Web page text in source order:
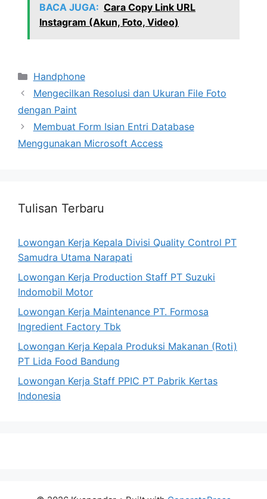
BACA JUGA: Cara Copy Link URL
Instagram (Akun, Foto, Video)
Categories
Handphone
Mengecilkan Resolusi dan Ukuran File Foto
dengan Paint
Membuat Form Isian Entri Database
Menggunakan Microsoft Access
Tulisan Terbaru
Lowongan Kerja Kepala Divisi Quality Control PT
Samudra Utama Narapati
Lowongan Kerja Production Staff PT Suzuki
Indomobil Motor
Lowongan Kerja Maintenance PT. Formosa
Ingredient Factory Tbk
Lowongan Kerja Kepala Produksi Makanan (Roti)
PT Lida Food Bandung
Lowongan Kerja Staff PPIC PT Pabrik Kertas
Indonesia